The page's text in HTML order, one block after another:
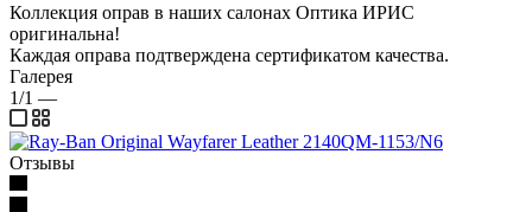
Коллекция оправ в наших салонах Оптика ИРИС
оригинальна!
Каждая оправа подтверждена сертификатом качества.
Галерея
1/1 —
Отзывы